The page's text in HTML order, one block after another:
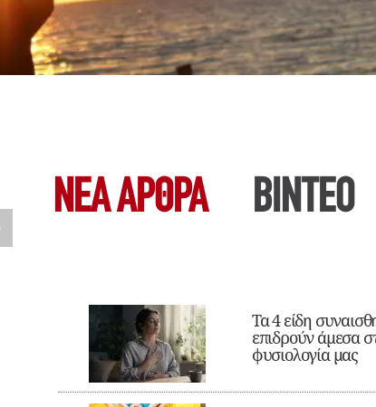
ΝΕΑ ΆΡΘΡΑ ΒΙΝΤΕΟ
Τα 4 είδη
επιδρούν άμεσα
φυσιολογία μας